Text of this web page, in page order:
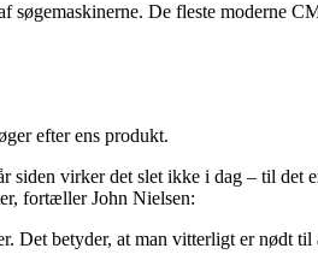
De fleste moderne
efter ens produkt.
virker det slet ikke i dag – til det
fortæller John Nielsen:
betyder, at man vitterligt er nødt til